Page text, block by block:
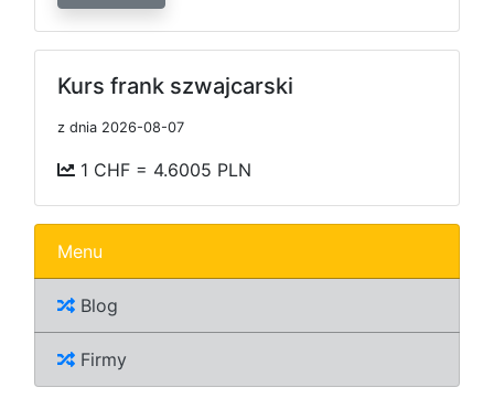
Kurs frank szwajcarski
z dnia 2026-08-07
1 CHF = 4.6005 PLN
Menu
Blog
Firmy